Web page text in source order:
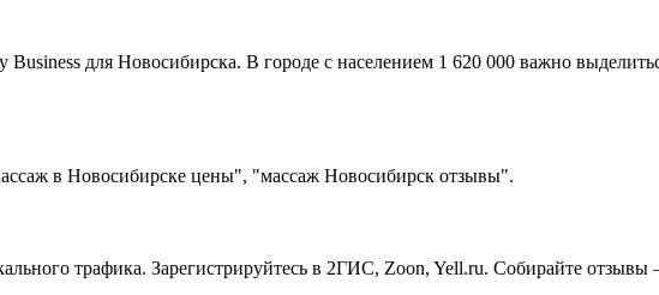
для Новосибирска. В городе с населением 1 620 000 важно
в Новосибирске цены", "массаж Новосибирск отзывы".
трафика. Зарегистрируйтесь в 2ГИС, Zoon, Yell.ru. Собирайте